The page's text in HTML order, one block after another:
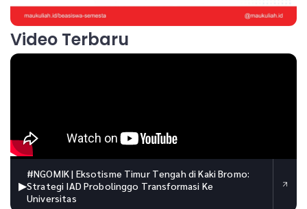
Video Terbaru
▶
#NGOMIK | Eksotisme Timur Tengah di Kaki Bromo:
Strategi IAD Probolinggo Transformasi Ke
Universitas